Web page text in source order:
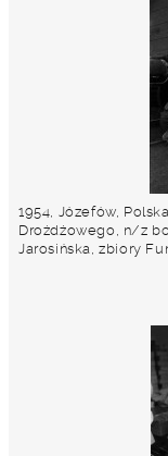
1954, Józefów,
Drożdżowego, n/z
Jarosińska, zbiory